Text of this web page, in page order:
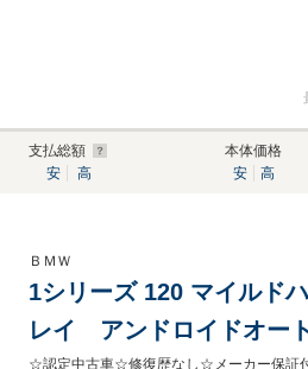
支払総額
安
高
本体価格
安
高
ＢＭＷ
1シリーズ 120 マイル
レイ アンドロイドオー